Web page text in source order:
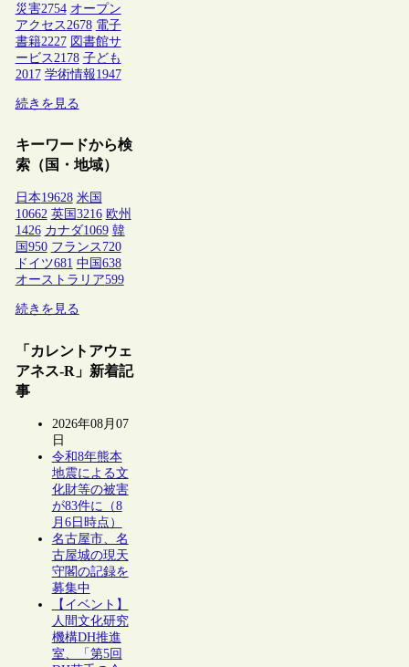
災害2754 オープン
アクセス 2678 電子
書籍2227 図書館サ
ービス 2178 子ども
2017 学術情報1947
続きを見る
キーワードから検
索（国・地域）
日本19628 米国
10662 英国 3216 欧州
1426 カナダ1069 韓
国 950 フランス 720
ドイツ681 中国 638
オーストラリア599
続きを見る
「カレントアウェ
アネス-R」新着記
事
2026年08月07
日
令和8年熊本
地震による文
化財等の被害
が83件に（8
月6日時点）
名古屋市、名
古屋城の現天
守閣の記録を
募集中
【イベント】
人間文化研究
機構DH推進
室、「第5回